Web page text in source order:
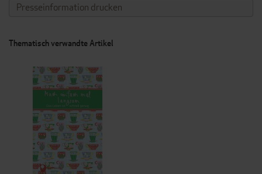
Presseinformation drucken
Thematisch verwandte Artikel